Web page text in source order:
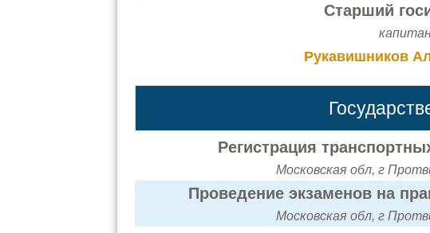
Старший
Рукавишников
Регистрация
Московская обл, г
Проведение экзаменов на
Московская обл, г